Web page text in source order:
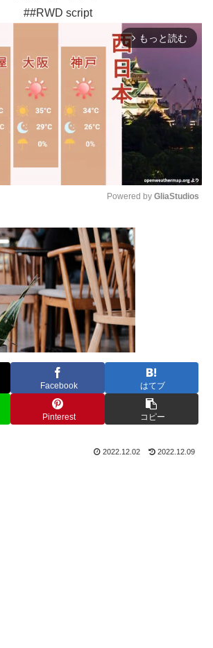
##RWD script
arrow_forward_ios もっと読む
Powered by GliaStudios
Facebook はてブ
Pinterest コピー
2022.12.02 2022.12.09